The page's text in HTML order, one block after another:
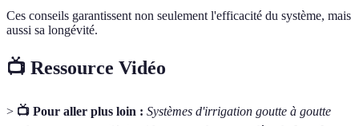
Ces conseils garantissent non seulement l'efficacité du système, mais
aussi sa longévité.
📺 Ressource Vidéo
> 📺 Pour aller plus loin : Systèmes d'irrigation goutte à goutte